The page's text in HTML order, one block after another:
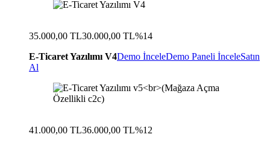
35.000,00 TL30.000,00 TL%14
E-Ticaret Yazılımı V4Demo İnceleDemo Paneli İnceleSatın
Al
41.000,00 TL36.000,00 TL%12